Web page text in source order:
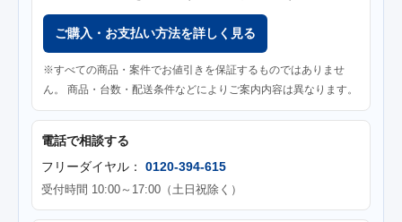
ご購入・お支払い方法を詳しく見る
※すべての商品・案件でお値引きを保証するものではありませ
ん。 商品・台数・配送条件などによりご案内内容は異なります。
電話で相談する
フリーダイヤル： 0120-394-615
受付時間 10:00～17:00（土日祝除く）